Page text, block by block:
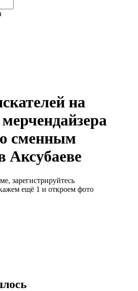
на
сменным
Аксубаеве
зарегистрируйтесь
ещё 1 и откроем фото